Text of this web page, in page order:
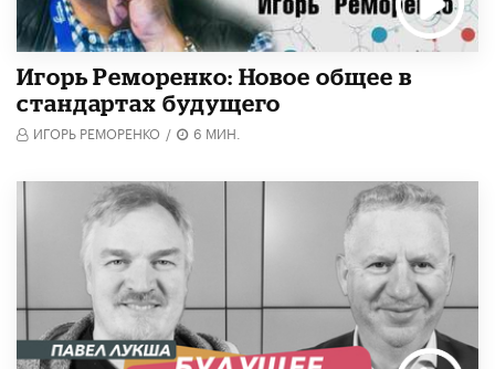
Игорь Реморенко: Новое общее в
стандартах будущего
ИГОРЬ РЕМОРЕНКО / 6 МИН.